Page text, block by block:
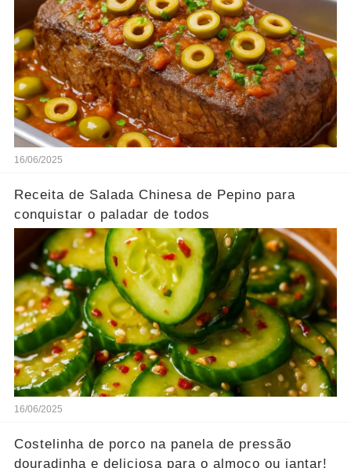
16/06/2025
Receita de Salada Chinesa de Pepino para
conquistar o paladar de todos
16/06/2025
Costelinha de porco na panela de pressão
douradinha e deliciosa para o almoço ou jantar!